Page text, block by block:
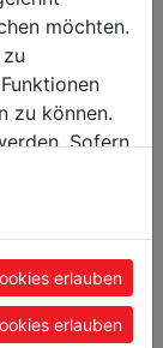
3
möchten.
zu können.
Sofern
erlauben
erlauben